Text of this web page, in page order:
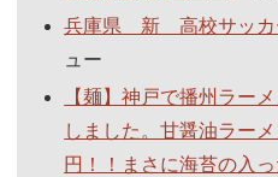
兵庫県 新 高校サッカ
ュー
【麺】神戸で播州ラー
しました。甘醤油ラー
円！！まさに海苔の入